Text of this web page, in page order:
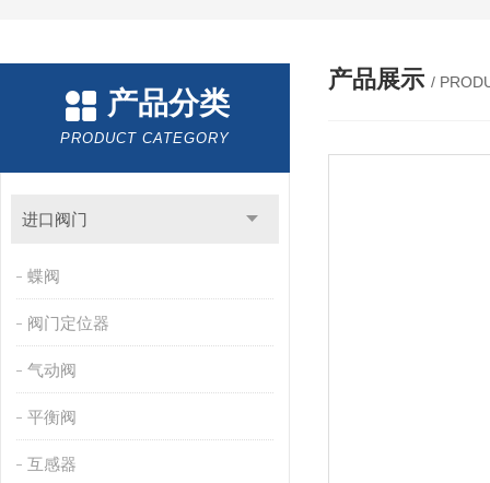
产品分类
PRODUCT CATEGORY
进口阀门
蝶阀
阀门定位器
气动阀
平衡阀
互感器
产品展示 /